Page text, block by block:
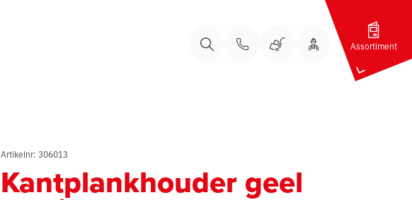
Bel onsBel onsWinkelwagen
Uw Account
Assortiment
Artikelnr: 306013
Kantplankhouder geel